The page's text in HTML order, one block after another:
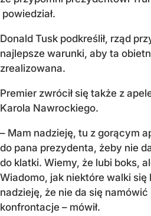
powiedział.
Donald Tusk podkreślił, rząd
najlepsze warunki, aby ta
zrealizowana.
Premier zwrócił się także z
Karola Nawrockiego.
– Mam nadzieję, tu z gorącym
do pana prezydenta, żeby nie
do klatki. Wiemy, że lubi boks,
Wiadomo, jak niektóre walki się
nadzieję, że nie da się
konfrontacje – mówił.